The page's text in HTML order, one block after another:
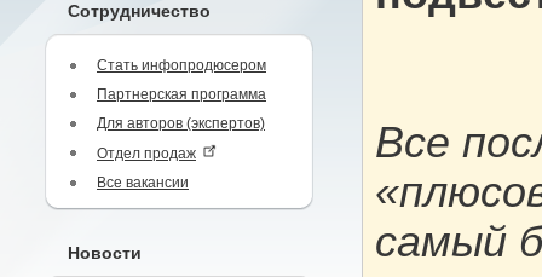
Сотрудничество
Стать инфопродюсером
Партнерская программа
Для авторов (экспертов)
Отдел продаж
Все вакансии
Новости
Все
самый